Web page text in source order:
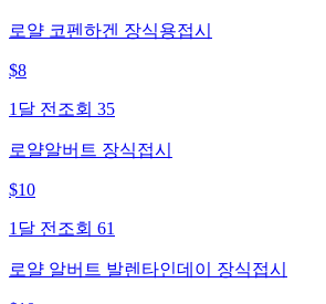
로얄 코펜하겐 장식용접시
$8
1달 전 조회 35
로얄알버트 장식접시
$10
1달 전 조회 61
로얄 알버트 발렌타인데이 장식접시